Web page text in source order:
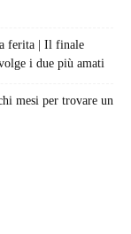
ferita | Il finale
i due più amati
mesi per trovare un